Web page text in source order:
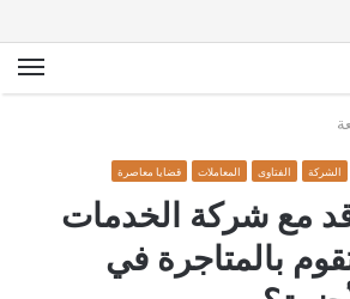
الشركة الفتاوى المعاملات قضايا معاصرة
مع شركة الخدمات
تقوم بالمتاجرة في